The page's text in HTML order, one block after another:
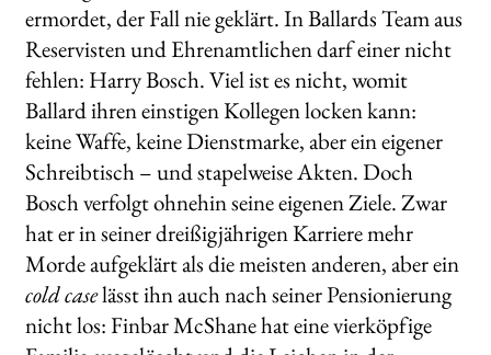
ermordet, der Fall nie geklärt. In Ballards Team aus
Reservisten und Ehrenamtlichen darf einer nicht
fehlen: Harry Bosch. Viel ist es nicht, womit
Ballard ihren einstigen Kollegen locken kann:
keine Waffe, keine Dienstmarke, aber ein eigener
Schreibtisch – und stapelweise Akten. Doch
Bosch verfolgt ohnehin seine eigenen Ziele. Zwar
hat er in seiner dreißigjährigen Karriere mehr
Morde aufgeklärt als die meisten anderen, aber ein
cold caselässt ihn auch nach seiner Pensionierung
nicht los: Finbar McShane hat eine vierköpfige